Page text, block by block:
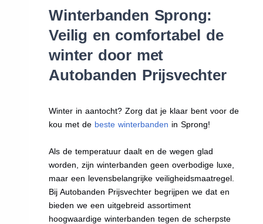
Winterbanden Sprong:
Veilig en comfortabel de
winter door met
Autobanden Prijsvechter
Winter in aantocht? Zorg dat je klaar bent voor de
kou met de beste winterbanden in Sprong!
Als de temperatuur daalt en de wegen glad
worden, zijn winterbanden geen overbodige luxe,
maar een levensbelangrijke veiligheidsmaatregel.
Bij Autobanden Prijsvechter begrijpen we dat en
bieden we een uitgebreid assortiment
hoogwaardige winterbanden tegen de scherpste